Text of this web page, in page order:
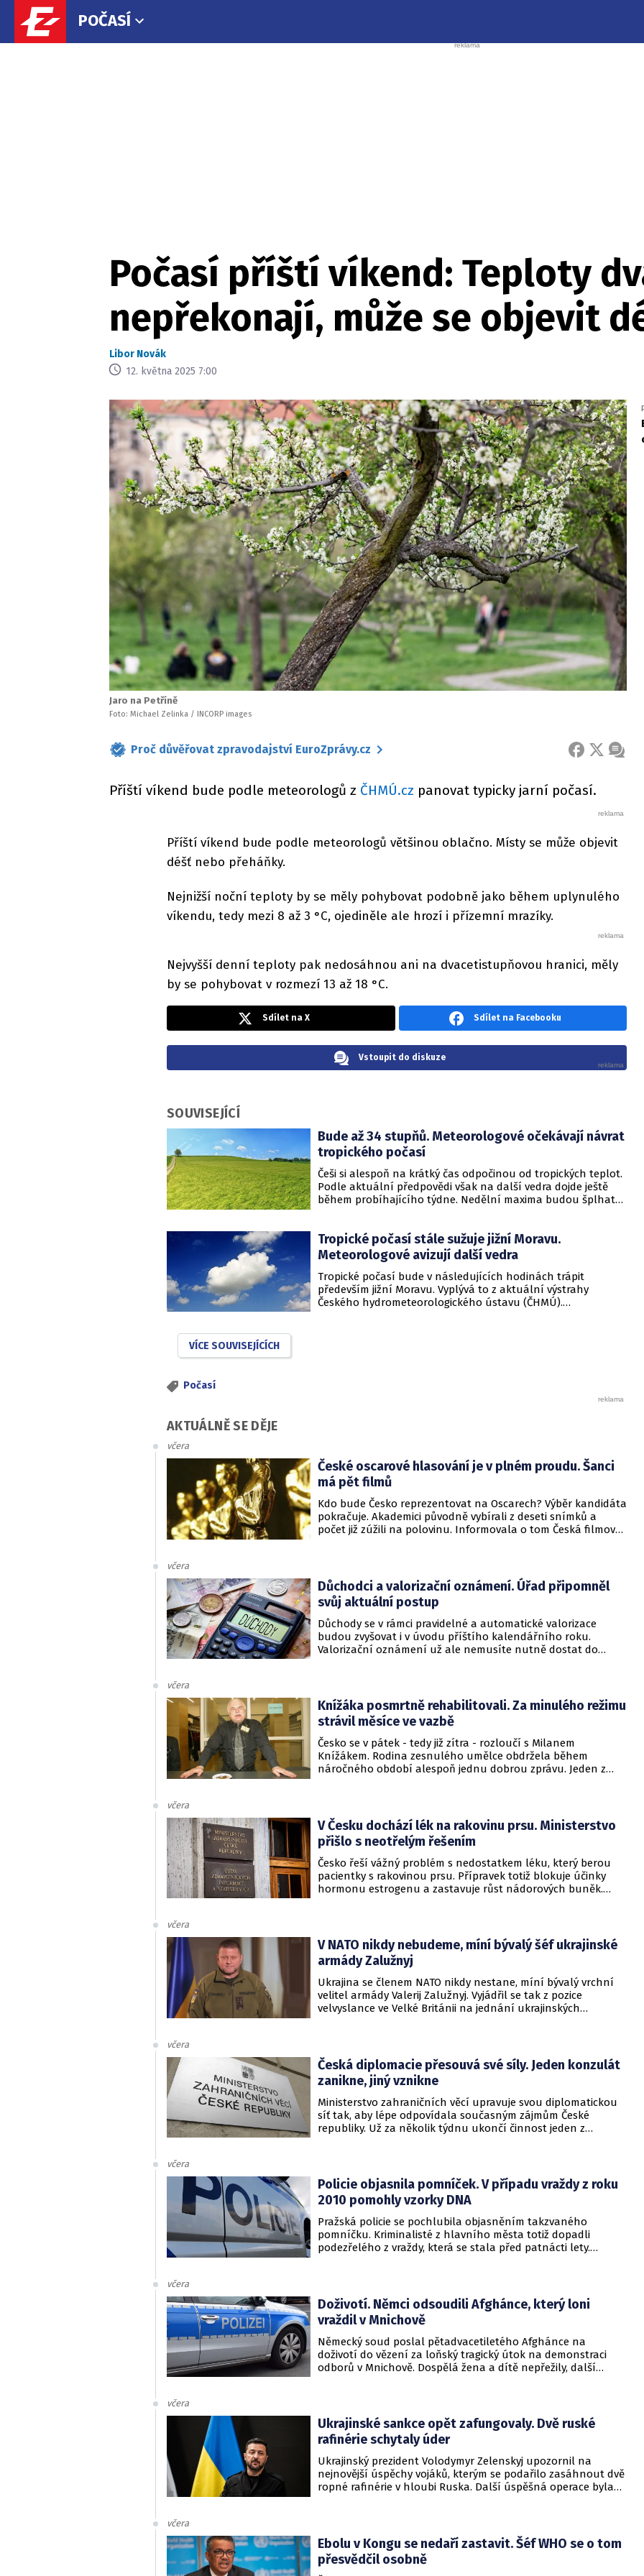
POČASÍ
Počasí příští víkend: Teploty
nepřekonají, může se objevit
Libor Novák
12. května 2025 7:00
Jaro na Petříně
Foto: Michael Zelinka / INCORP images
Proč důvěřovat zpravodajství EuroZprávy.cz FACEBOOK
X
Příští víkend bude podle meteorologů z ČHMÚ.cz panovat typicky jarní počasí.
Příští víkend bude podle meteorologů většinou oblačno. Místy se může objevit
déšť nebo přeháňky.
Nejnižší noční teploty by se měly pohybovat podobně jako během uplynulého
víkendu, tedy mezi 8 až 3 °C, ojediněle ale hrozí i přízemní mrazíky.
Nejvyšší denní teploty pak nedosáhnou ani na dvacetistupňovou hranici, měly
by se pohybovat v rozmezí 13 až 18 °C.
Sdílet na X Sdílet na Facebooku
Vstoupit do diskuze
SOUVISEJÍCÍ
Bude až 34 stupňů. Meteorologové očekávají návrat
tropického počasí
Češi si alespoň na krátký čas odpočinou od tropických teplot.
Podle aktuální předpovědi však na další vedra dojde ještě
během probíhajícího týdne. Nedělní maxima budou šplhat
Tropické počasí stále sužuje jižní Moravu.
Meteorologové avizují další vedra
Tropické počasí bude v následujících hodinách trápit
především jižní Moravu. Vyplývá to z aktuální výstrahy
Českého hydrometeorologického ústavu (ČHMÚ).
VÍCE SOUVISEJÍCÍCH
Počasí
AKTUÁLNĚ SE DĚJE
včera
České oscarové hlasování je v plném proudu. Šanci
má pět filmů
Kdo bude Česko reprezentovat na Oscarech? Výběr kandidáta
pokračuje. Akademici původně vybírali z deseti snímků a
počet již zúžili na polovinu. Informovala o tom Česká filmová
včera
Důchodci a valorizační oznámení. Úřad připomněl
svůj aktuální postup
Důchody se v rámci pravidelné a automatické valorizace
budou zvyšovat i v úvodu příštího kalendářního roku.
Valorizační oznámení už ale nemusíte nutně dostat do
včera
Knížáka posmrtně rehabilitovali. Za minulého režimu
strávil měsíce ve vazbě
Česko se v pátek - tedy již zítra - rozloučí s Milanem
Knížákem. Rodina zesnulého umělce obdržela během
náročného období alespoň jednu dobrou zprávu. Jeden z
včera
V Česku dochází lék na rakovinu prsu. Ministerstvo
přišlo s neotřelým řešením
Česko řeší vážný problém s nedostatkem léku, který berou
pacientky s rakovinou prsu. Přípravek totiž blokuje účinky
hormonu estrogenu a zastavuje růst nádorových buněk.
včera
V NATO nikdy nebudeme, míní bývalý šéf ukrajinské
armády Zalužnyj
Ukrajina se členem NATO nikdy nestane, míní bývalý vrchní
velitel armády Valerij Zalužnyj. Vyjádřil se tak z pozice
velvyslance ve Velké Británii na jednání ukrajinských
včera
Česká diplomacie přesouvá své síly. Jeden konzulát
zanikne, jiný vznikne
Ministerstvo zahraničních věcí upravuje svou diplomatickou
síť tak, aby lépe odpovídala současným zájmům České
republiky. Už za několik týdnu ukončí činnost jeden z
včera
Policie objasnila pomníček. V případu vraždy z roku
2010 pomohly vzorky DNA
Pražská policie se pochlubila objasněním takzvaného
pomníčku. Kriminalisté z hlavního města totiž dopadli
podezřelého z vraždy, která se stala před patnácti lety.
včera
Doživotí. Němci odsoudili Afghánce, který loni
vraždil v Mnichově
Německý soud poslal pětadvacetiletého Afghánce na
doživotí do vězení za loňský tragický útok na demonstraci
odborů v Mnichově. Dospělá žena a dítě nepřežily, další
včera
Ukrajinské sankce opět zafungovaly. Dvě ruské
rafinérie schytaly úder
Ukrajinský prezident Volodymyr Zelenskyj upozornil na
nejnovější úspěchy vojáků, kterým se podařilo zasáhnout dvě
ropné rafinérie v hloubi Ruska. Další úspěšná operace byla
včera
Ebolu v Kongu se nedaří zastavit. Šéf WHO se o tom
přesvědčil osobně